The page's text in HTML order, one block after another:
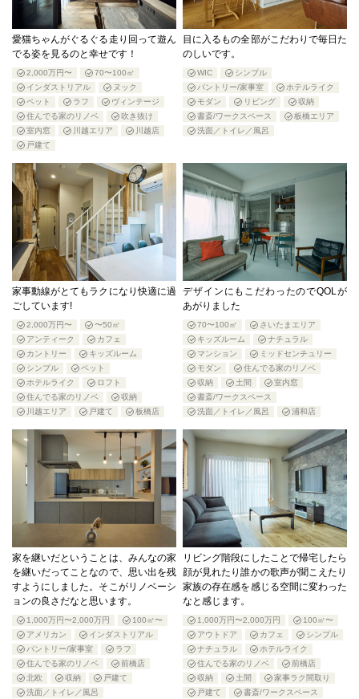
愛猫ちゃんがぐるぐる走り回って遊ん
でる姿を見るのと幸せです！
2,000万円〜
70〜100㎡
インダストリアル
ヌック
ペット
ラフ
ヴィンテージ
住んでる家のリノベ
吹き抜け
室内窓
川越エリア
川越店
戸建て
目に入るもの全部がこだわりで毎日た
のしいです。
WIC
シンプル
パントリー/家事室
ホテルライク
モダン
リビング
収納
書斎/ワークスペース
板橋エリア
洗面／トイレ／風呂
家事動線がとてもラクになり快適に過
ごしています!
2,000万円〜
〜50㎡
アンティーク
カフェ
カントリー
キッズルーム
シンプル
ペット
ホテルライク
ロフト
住んでる家のリノベ
収納
川越エリア
戸建て 板橋店
デザインにもこだわったのでQOLが
あがりました
70〜100㎡
さいたまエリア
キッズルーム
ナチュラル
マンション
ミッドセンチュリー
モダン
住んでる家のリノベ
収納
土間
室内窓
書斎/ワークスペース
洗面／トイレ／風呂
浦和店
家を継いだということは、みんなの家
を継いだってことなので、思い出を残
すようにしました。そこがリノベーシ
ョンの良さだなと思います。
1,000万円〜2,000万円
100㎡〜
アメリカン
インダストリアル
パントリー/家事室
ラフ
住んでる家のリノベ
前橋店
北欧
収納
戸建て
洗面／トイレ／風呂
リビング階段にしたことで帰宅したら
顔が見れたり誰かの歌声が聞こえたり
家族の存在感を感じる空間に変わった
なと感じます。
1,000万円〜2,000万円
100㎡〜
アウトドア
カフェ
シンプル
ナチュラル
ホテルライク
住んでる家のリノベ
前橋店
収納
土間
家事ラク間取り
戸建て
書斎/ワークスペース